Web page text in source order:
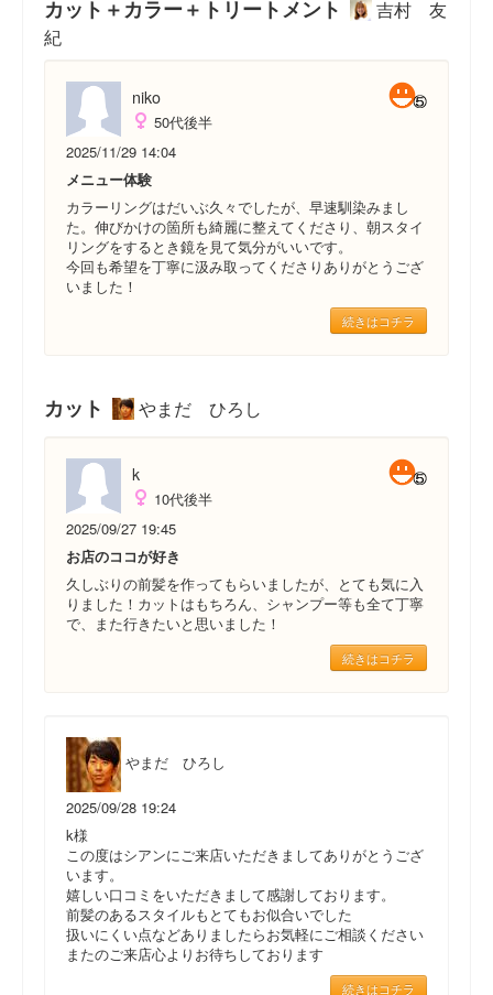
カット＋カラー＋トリートメント
吉村 友
紀
niko
50代後半
2025/11/29 14:04
メニュー体験
カラーリングはだいぶ久々でしたが、早速馴染みまし
た。伸びかけの箇所も綺麗に整えてくださり、朝スタイ
リングをするとき鏡を見て気分がいいです。
今回も希望を丁寧に汲み取ってくださりありがとうござ
いました！
続きはコチラ
カット やまだ ひろし
k
10代後半
2025/09/27 19:45
お店のココが好き
久しぶりの前髪を作ってもらいましたが、とても気に入
りました！カットはもちろん、シャンプー等も全て丁寧
で、また行きたいと思いました！
続きはコチラ
やまだ ひろし
2025/09/28 19:24
k様
この度はシアンにご来店いただきましてありがとうござ
います。
嬉しい口コミをいただきまして感謝しております。
前髪のあるスタイルもとてもお似合いでした
扱いにくい点などありましたらお気軽にご相談ください
またのご来店心よりお待ちしております
続きはコチラ